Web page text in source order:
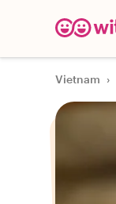
Vietnam ›